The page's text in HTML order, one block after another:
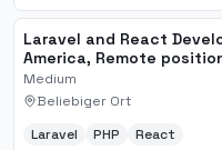
Laravel and React
America, Remote
Medium
Beliebiger Ort
Laravel PHP React